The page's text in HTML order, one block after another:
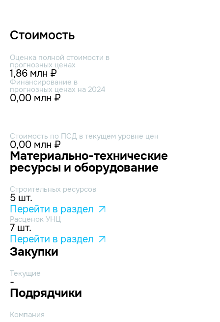
Стоимость
Оценка полной стоимости в
прогнозных ценах
1,86 млн ₽
Финансирование в
прогнозных ценах на 2024
0,00 млн ₽
Стоимость по ПСД в текущем уровне цен
0,00 млн ₽
Материально-технические
ресурсы и оборудование
Строительных ресурсов
5 шт.
Перейти в раздел
Расценок УНЦ
7 шт.
Перейти в раздел
Закупки
Текущие
-
Подрядчики
Компания